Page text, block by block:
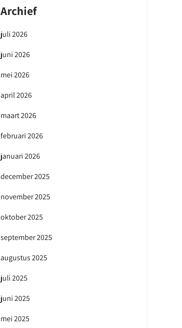
Archief
juli 2026
juni 2026
mei 2026
april 2026
maart 2026
februari 2026
januari 2026
december 2025
november 2025
oktober 2025
september 2025
augustus 2025
juli 2025
juni 2025
mei 2025